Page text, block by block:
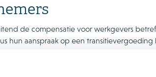
de compensatie voor werkgevers
hun aanspraak op een
wegens pensionering van de
Doordat werkgevers niet langer worden